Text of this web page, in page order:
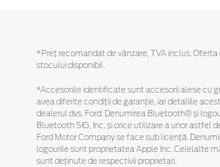
*Preţ recomandat de vânzare, TVA inclus.
stocului disponibil.
*Accesoriile identificate sunt accesorii alese cu
avea diferite condiții de garanție, iar detaliile
dealerul dvs. Ford. Denumirea Bluetooth® și
Bluetooth SIG, Inc. și orice utilizare a unor astfel
Ford Motor Company se face sub licență.
logourile sunt proprietatea Apple Inc. Celelalte
sunt deținute de respectivii proprietari.